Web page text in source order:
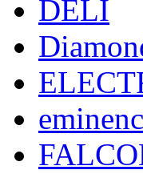
DELI